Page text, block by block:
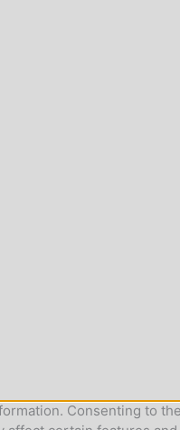
Consenting to